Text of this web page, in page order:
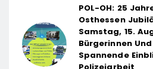
POL-OH: 25
Osthessen
Samstag, 15.
Bürgerinnen
Spannende
Polizeiarbeit